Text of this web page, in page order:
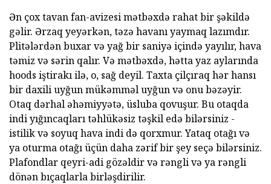
Ən çox tavan fan-avizesi mətbəxdə rahat bir şəkildə
gəlir. Ərzaq yeyərkən, təzə havanı yaymaq lazımdır.
Plitələrdən buxar və yağ bir saniyə içində yayılır, hava
təmiz və sərin qalır. Və mətbəxdə, hətta yaz aylarında
hoods iştirakı ilə, o, sağ deyil. Taxta çilçıraq hər hansı
bir daxili uyğun mükəmməl uyğun və onu bəzəyir.
Otaq dərhal əhəmiyyətə, üsluba qovuşur. Bu otaqda
indi yığıncaqları təhlükəsiz təşkil edə bilərsiniz -
istilik və soyuq hava indi də qorxmur. Yataq otağı və
ya oturma otağı üçün daha zərif bir şey seçə bilərsiniz.
Plafondlar qeyri-adi gözəldir və rəngli və ya rəngli
dönən bıçaqlarla birləşdirilir.